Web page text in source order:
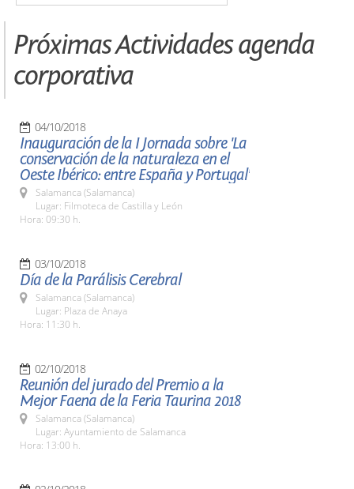
Próximas Actividades agenda
corporativa
04/10/2018
Inauguración de la I Jornada sobre 'La
conservación de la naturaleza en el
Oeste Ibérico: entre España y Portugal'
Salamanca (Salamanca)
Lugar: Filmoteca de Castilla y León
Hora: 09:30 h.
03/10/2018
Día de la Parálisis Cerebral
Salamanca (Salamanca)
Lugar: Plaza de Anaya
Hora: 11:30 h.
02/10/2018
Reunión del jurado del Premio a la
Mejor Faena de la Feria Taurina 2018
Salamanca (Salamanca)
Lugar: Ayuntamiento de Salamanca
Hora: 13:00 h.